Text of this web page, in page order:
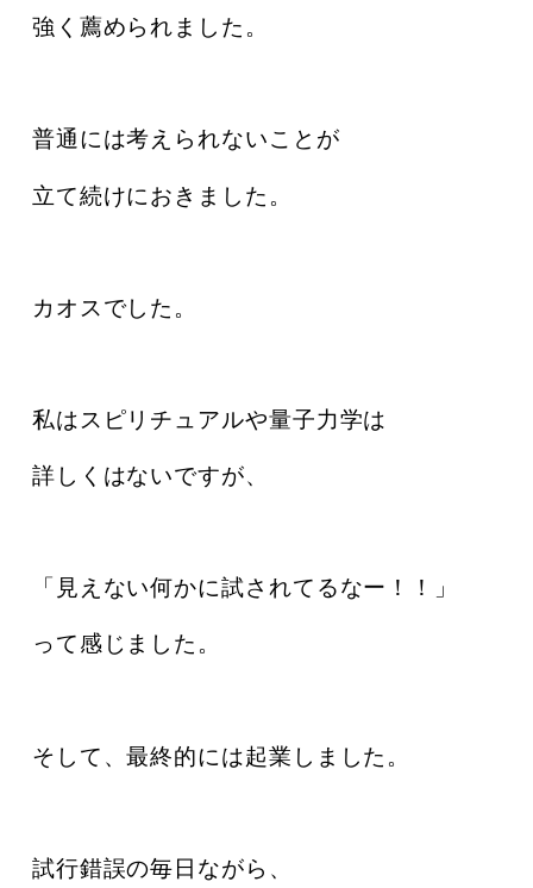
強く薦められました。
普通には考えられないことが
立て続けにおきました。
カオスでした。
私はスピリチュアルや量子力学は
詳しくはないですが、
「見えない何かに試されてるなー！！」
って感じました。
そして、最終的には起業しました。
試行錯誤の毎日ながら、